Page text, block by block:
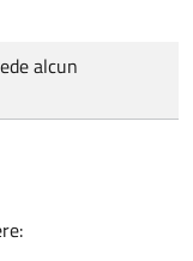
alcun